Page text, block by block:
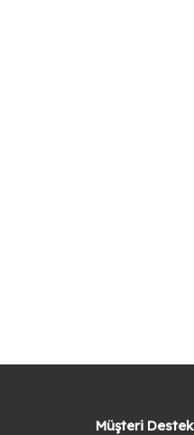
Müşteri Destek